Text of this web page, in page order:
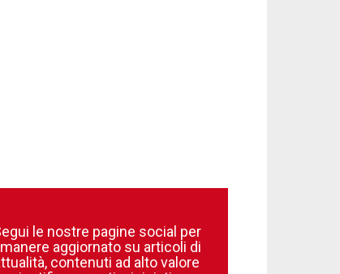
le nostre pagine social per
aggiornato su articoli di
contenuti ad alto valore